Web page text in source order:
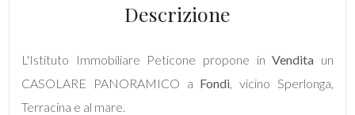
Descrizione
L'Istituto Immobiliare Peticone propone inVendita un
CASOLARE PANORAMICO a Fondi, vicino Sperlonga,
Terracina e al mare.